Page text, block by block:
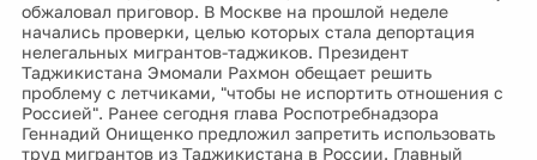
обжаловал приговор. В Москве на прошлой неделе
начались проверки, целью которых стала депортация
нелегальных мигрантов-таджиков. Президент
Таджикистана Эмомали Рахмон обещает решить
проблему с летчиками, "чтобы не испортить отношения с
Россией". Ранее сегодня глава Роспотребнадзора
Геннадий Онищенко предложил запретить использовать
труд мигрантов из Таджикистана в России. Главный